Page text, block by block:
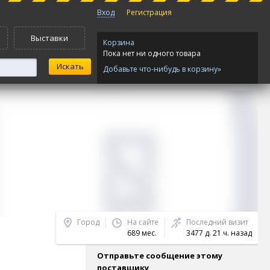
Выставки
Вход Регистрация
Корзина
Пока нет ни одного товара
Добавьте что-нибудь в корзину»
Город
На сайте
689 мес.
Последний визит
3477 д. 21 ч. назад
Отправьте сообщение этому
поставщику